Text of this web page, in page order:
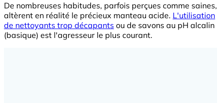
De nombreuses habitudes, parfois perçues comme saines,
altèrent en réalité le précieux manteau acide. L'utilisation
de nettoyants trop décapants ou de savons au pH alcalin
(basique) est l'agresseur le plus courant.